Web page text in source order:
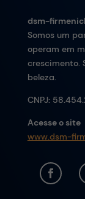
dsm-
Somos um
operam em
crescimento.
beleza.
CNPJ:
Acesse o site
www.dsm-